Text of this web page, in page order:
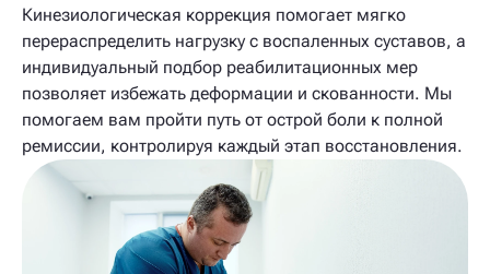
Кинезиологическая коррекция помогает мягко
перераспределить нагрузку с воспаленных суставов, а
индивидуальный подбор реабилитационных мер
позволяет избежать деформации и скованности. Мы
помогаем вам пройти путь от острой боли к полной
ремиссии, контролируя каждый этап восстановления.